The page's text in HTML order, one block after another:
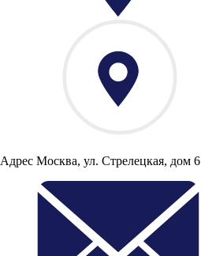
Адрес Москва, ул. Стрелецкая, дом 6